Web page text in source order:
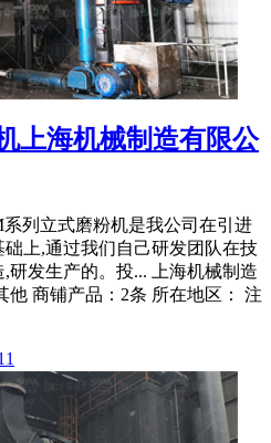
上海机械制造有限公
系列立式磨粉机是我公司在引进
上,通过我们自己研发团队在技
研发生产的。投... 上海机械制造
他 商铺产品：2条 所在地区： 注